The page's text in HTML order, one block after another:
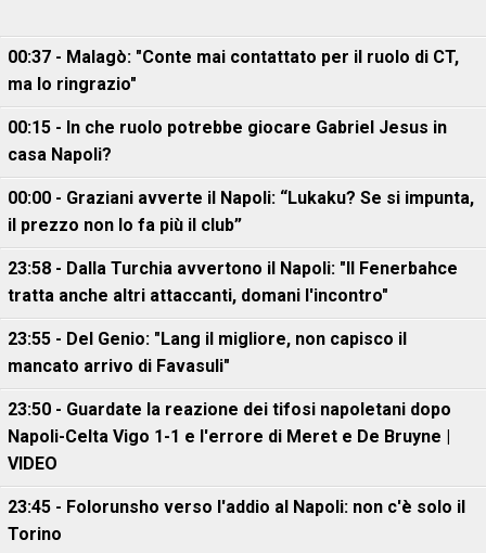
00:37 - Malagò: "Conte mai contattato per il ruolo di CT,
ma lo ringrazio"
00:15 - In che ruolo potrebbe giocare Gabriel Jesus in
casa Napoli?
00:00 - Graziani avverte il Napoli: “Lukaku? Se si impunta,
il prezzo non lo fa più il club”
23:58 - Dalla Turchia avvertono il Napoli: "Il Fenerbahce
tratta anche altri attaccanti, domani l'incontro"
23:55 - Del Genio: "Lang il migliore, non capisco il
mancato arrivo di Favasuli"
23:50 - Guardate la reazione dei tifosi napoletani dopo
Napoli-Celta Vigo 1-1 e l'errore di Meret e De Bruyne |
VIDEO
23:45 - Folorunsho verso l'addio al Napoli: non c'è solo il
Torino